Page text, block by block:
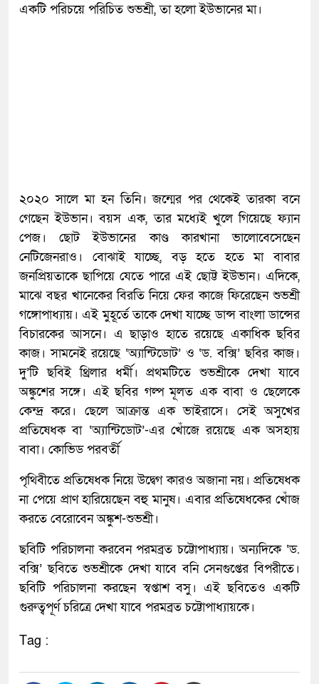
একটি পরিচয়ে পরিচিত শুভশ্রী, তা হলো ইউভানের মা।
২০২০ সালে মা হন তিনি। জন্মের পর থেকেই তারকা বনে
গেছেন ইউভান। বয়স এক, তার মধ্যেই খুলে গিয়েছে ফ্যান
পেজ। ছোট ইউভানের কাণ্ড কারখানা ভালোবেসেছেন
নেটিজেনরাও। বোঝাই যাচ্ছে, বড় হতে হতে মা বাবার
জনপ্রিয়তাকে ছাপিয়ে যেতে পারে এই ছোট্ট ইউভান। এদিকে,
মাঝে বছর খানেকের বিরতি নিয়ে ফের কাজে ফিরেছেন শুভশ্রী
গঙ্গোপাধ্যায়। এই মুহূর্তে তাকে দেখা যাচ্ছে ডান্স বাংলা ডান্সের
বিচারকের আসনে। এ ছাড়াও হাতে রয়েছে একাধিক ছবির
কাজ। সামনেই রয়েছে ‘অ্যান্টিডোট’ ও ‘ড. বক্সি’ ছবির কাজ।
দু’টি ছবিই থ্রিলার ধর্মী। প্রথমটিতে শুভশ্রীকে দেখা যাবে
অঙ্কুশের সঙ্গে। এই ছবির গল্প মূলত এক বাবা ও ছেলেকে
কেন্দ্র করে। ছেলে আক্রান্ত এক ভাইরাসে। সেই অসুখের
প্রতিষেধক বা ‘অ্যান্টিডোট’-এর খোঁজে রয়েছে এক অসহায়
বাবা। কোভিড পরবর্তী
পৃথিবীতে প্রতিষেধক নিয়ে উদ্বেগ কারও অজানা নয়। প্রতিষেধক
না পেয়ে প্রাণ হারিয়েছেন বহু মানুষ। এবার প্রতিষেধকের খোঁজ
করতে বেরোবেন অঙ্কুশ-শুভশ্রী।
ছবিটি পরিচালনা করবেন পরমব্রত চট্টোপাধ্যায়। অন্যদিকে ‘ড.
বক্সি’ ছবিতে শুভশ্রীকে দেখা যাবে বনি সেনগুপ্তের বিপরীতে।
ছবিটি পরিচালনা করছেন স্বপ্তাশ বসু। এই ছবিতেও একটি
গুরুত্বপূর্ণ চরিত্রে দেখা যাবে পরমব্রত চট্টোপাধ্যায়কে।
Tag :